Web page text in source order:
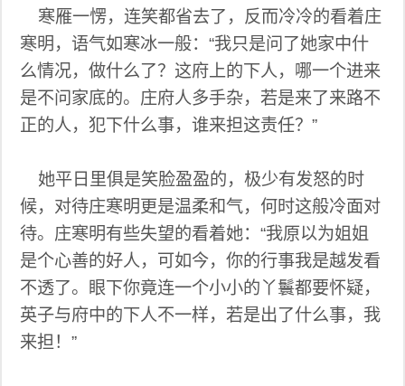
寒雁一愣，连笑都省去了，反而冷冷的看着庄
寒明，语气如寒冰一般：“我只是问了她家中什
么情况，做什么了？这府上的下人，哪一个进来
是不问家底的。庄府人多手杂，若是来了来路不
正的人，犯下什么事，谁来担这责任？”
她平日里俱是笑脸盈盈的，极少有发怒的时
候，对待庄寒明更是温柔和气，何时这般冷面对
待。庄寒明有些失望的看着她：“我原以为姐姐
是个心善的好人，可如今，你的行事我是越发看
不透了。眼下你竟连一个小小的丫鬟都要怀疑，
英子与府中的下人不一样，若是出了什么事，我
来担！”